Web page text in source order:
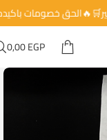
خصومات
0,00EGP